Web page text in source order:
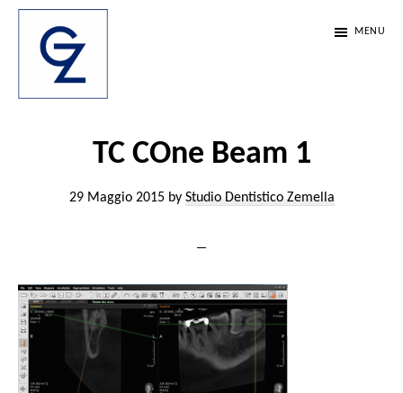
Passa
contenuto
principale
Passa
laterale
Passa
passione.
anni
MENU
TC COne Beam 1
29 Maggio 2015by Studio Dentistico Zemella